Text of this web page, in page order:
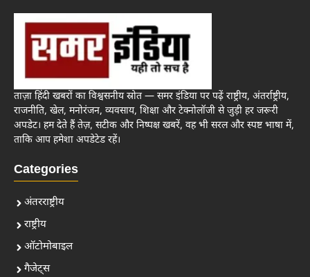
ताज़ा हिंदी खबरों का विश्वसनीय स्रोत — समर इंडिया पर पढ़ें राष्ट्रीय, अंतर्राष्ट्रीय,
राजनीति, खेल, मनोरंजन, व्यवसाय, शिक्षा और टेक्नोलॉजी से जुड़ी हर जरूरी
अपडेट। हम देते हैं तेज़, सटीक और निष्पक्ष खबरें, वह भी सरल और स्पष्ट भाषा में,
ताकि आप हमेशा अपडेटेड रहें।
Categories
अंतरराष्ट्रीय
राष्ट्रीय
ऑटोमोबाइल
गैजेट्स